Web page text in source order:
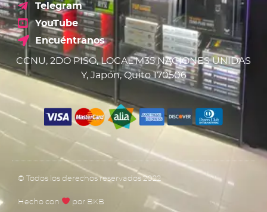
Telegram
YouTube
Encuéntranos
CCNU, 2DO PISO, LOCAL M35 NACIONES UNIDAS
Y, Japón, Quito 170506
© Todos los derechos reservados 2022
Hecho con por BKB​​